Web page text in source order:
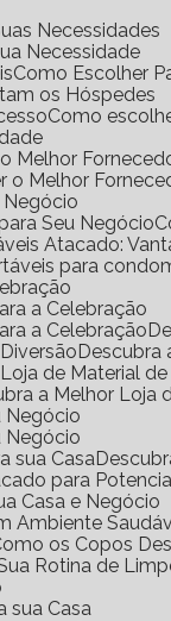
Necessidades
Necessidade
Como Escolher
os Hóspedes
Como
Melhor
o Melhor
Negócio
Seu Negócio
Atacado:
para
a Celebração
a Celebração
Loja de Material
a Melhor
Negócio
Negócio
sua Casa
para
Casa e Negócio
Ambiente
os Copos
Rotina de
sua Casa